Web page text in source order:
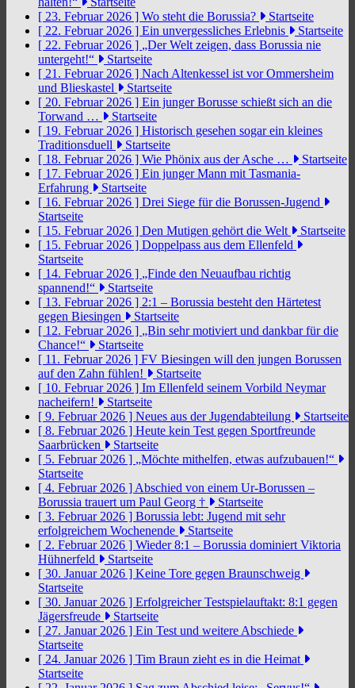
[ 23. Februar 2026 ] Wo steht die Borussia?
Startseite
[ 22. Februar 2026 ] Ein unvergessliches Erlebnis
Startseite
[ 22. Februar 2026 ] „Der Welt zeigen, dass Borussia nie
untergeht!“
Startseite
[ 21. Februar 2026 ] Nach Altenkessel ist vor Ommersheim
und Blieskastel
Startseite
[ 20. Februar 2026 ] Ein junger Borusse schießt sich an die
Torwand …
Startseite
[ 19. Februar 2026 ] Historisch gesehen sogar ein kleines
Traditionsduell
Startseite
[ 18. Februar 2026 ] Wie Phönix aus der Asche …
Startseite
[ 17. Februar 2026 ] Ein junger Mann mit Tasmania-
Erfahrung
Startseite
[ 16. Februar 2026 ] Drei Siege für die Borussen-Jugend
Startseite
[ 15. Februar 2026 ] Den Mutigen gehört die Welt
Startseite
[ 15. Februar 2026 ] Doppelpass aus dem Ellenfeld
Startseite
[ 14. Februar 2026 ] „Finde den Neuaufbau richtig
spannend!“
Startseite
[ 13. Februar 2026 ] 2:1 – Borussia besteht den Härtetest
gegen Biesingen
Startseite
[ 12. Februar 2026 ] „Bin sehr motiviert und dankbar für die
Chance!“
Startseite
[ 11. Februar 2026 ] FV Biesingen will den jungen Borussen
auf den Zahn fühlen!
Startseite
[ 10. Februar 2026 ] Im Ellenfeld seinem Vorbild Neymar
nacheifern!
Startseite
[ 9. Februar 2026 ] Neues aus der Jugendabteilung
Startseite
[ 8. Februar 2026 ] Heute kein Test gegen Sportfreunde
Saarbrücken
Startseite
[ 5. Februar 2026 ] „Möchte mithelfen, etwas aufzubauen!“
Startseite
[ 4. Februar 2026 ] Abschied von einem Ur-Borussen –
Borussia trauert um Paul Georg †
Startseite
[ 3. Februar 2026 ] Borussia lebt: Jugend mit sehr
erfolgreichem Wochenende
Startseite
[ 2. Februar 2026 ] Wieder 8:1 – Borussia dominiert Viktoria
Hühnerfeld
Startseite
[ 30. Januar 2026 ] Keine Tore gegen Braunschweig
Startseite
[ 30. Januar 2026 ] Erfolgreicher Testspielauftakt: 8:1 gegen
Jägersfreude
Startseite
[ 27. Januar 2026 ] Ein Test und weitere Abschiede
Startseite
[ 24. Januar 2026 ] Tim Braun zieht es in die Heimat
Startseite